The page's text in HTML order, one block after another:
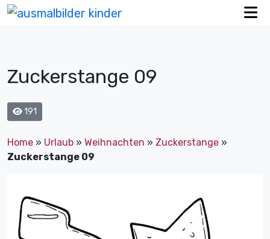
Zuckerstange 09
191
Home » Urlaub » Weihnachten » Zuckerstange »
Zuckerstange 09